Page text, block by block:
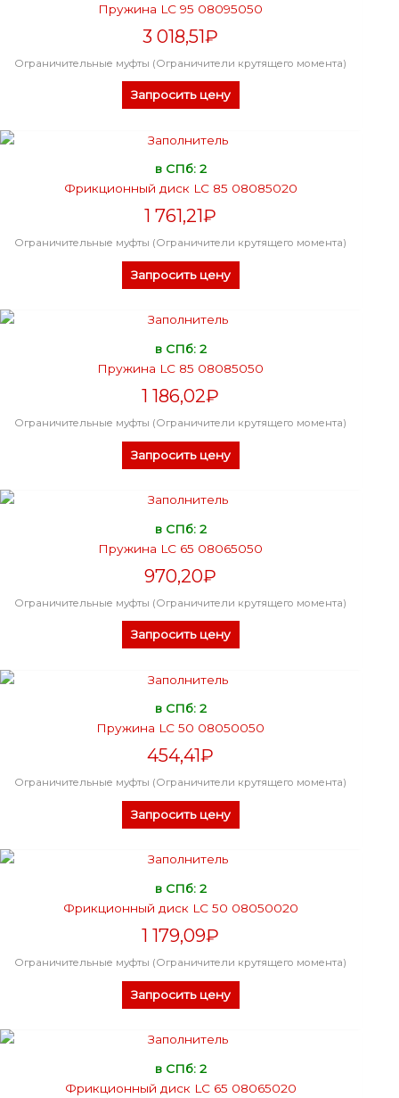
Пружина LC 95 08095050
3 018,51₽
Ограничительные муфты (Ограничители крутящего момента)
Запросить цену
в СПб: 2
Фрикционный диск LC 85 08085020
1 761,21₽
Ограничительные муфты (Ограничители крутящего момента)
Запросить цену
в СПб: 2
Пружина LC 85 08085050
1 186,02₽
Ограничительные муфты (Ограничители крутящего момента)
Запросить цену
в СПб: 2
Пружина LC 65 08065050
970,20₽
Ограничительные муфты (Ограничители крутящего момента)
Запросить цену
в СПб: 2
Пружина LC 50 08050050
454,41₽
Ограничительные муфты (Ограничители крутящего момента)
Запросить цену
в СПб: 2
Фрикционный диск LC 50 08050020
1 179,09₽
Ограничительные муфты (Ограничители крутящего момента)
Запросить цену
в СПб: 2
Фрикционный диск LC 65 08065020